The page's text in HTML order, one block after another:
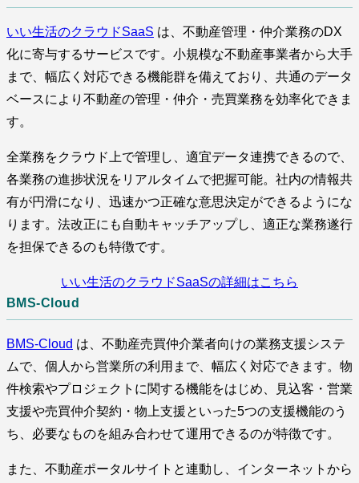
いい生活のクラウドSaaS は、不動産管理・仲介業務のDX
化に寄与するサービスです。小規模な不動産事業者から大手
まで、幅広く対応できる機能群を備えており、共通のデータ
ベースにより不動産の管理・仲介・売買業務を効率化できま
す。
全業務をクラウド上で管理し、適宜データ連携できるので、
各業務の進捗状況をリアルタイムで把握可能。社内の情報共
有が円滑になり、迅速かつ正確な意思決定ができるようにな
ります。法改正にも自動キャッチアップし、適正な業務遂行
を担保できるのも特徴です。
いい生活のクラウドSaaSの詳細はこちら
BMS-Cloud
BMS-Cloud は、不動産売買仲介業者向けの業務支援システ
ムで、個人から営業所の利用まで、幅広く対応できます。物
件検索やプロジェクトに関する機能をはじめ、見込客・営業
支援や売買仲介契約・物上支援といった5つの支援機能のう
ち、必要なものを組み合わせて運用できるのが特徴です。
また、不動産ポータルサイトと連動し、インターネットから